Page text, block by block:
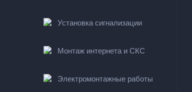
Установка сигнализации
Монтаж интернета и СКС
Электромонтажные работы